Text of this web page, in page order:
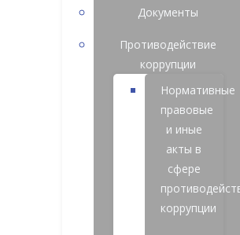
Документы
Противодействие
коррупции
Нормативные
правовые
и иные
акты в
сфере
коррупции